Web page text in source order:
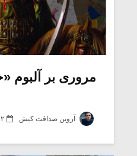
مروری بر آلبوم
آروین صداقت کیش ۲ آذر ۱۳۹۸